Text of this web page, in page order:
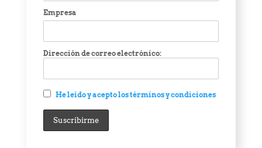
Empresa
Dirección de correo electrónico:
He leído y acepto los términos y condiciones